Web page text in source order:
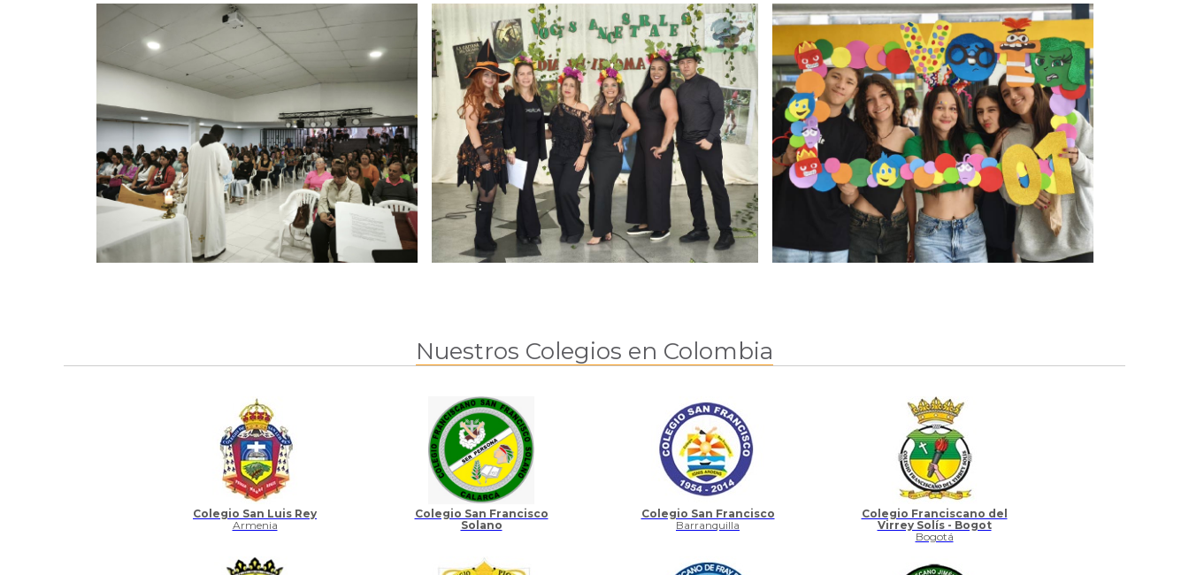
Nuestros Colegios en Colombia
Colegio San Luis Rey
Armenia
Colegio San Francisco
Solano
Colegio San Francisco
Barranquilla
Colegio Franciscano del
Virrey Solís - Bogot
Bogotá